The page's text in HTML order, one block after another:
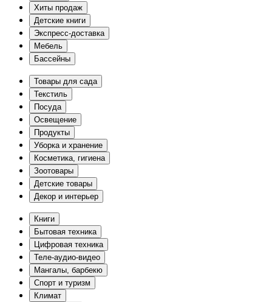
Хиты продаж
Детские книги
Экспресс-доставка
Мебель
Бассейны
Товары для сада
Текстиль
Посуда
Освещение
Продукты
Уборка и хранение
Косметика, гигиена
Зоотовары
Детские товары
Декор и интерьер
Книги
Бытовая техника
Цифровая техника
Теле-аудио-видео
Мангалы, барбекю
Спорт и туризм
Климат